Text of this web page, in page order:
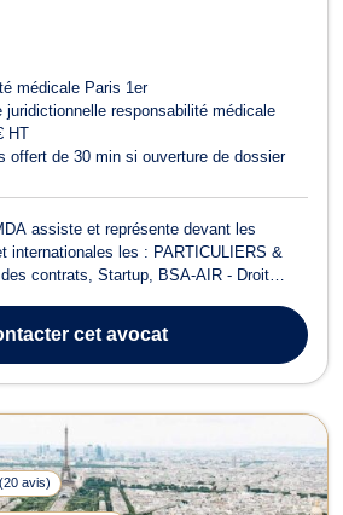
médicale Paris 1er
juridictionnelle responsabilité médicale
HT
offert de 30 min si ouverture de dossier
assiste et représente devant les
internationales les : PARTICULIERS &
contrats, Startup, BSA-AIR - Droit
médicale - Droits de l’homme
cet avocat
(20 avis)